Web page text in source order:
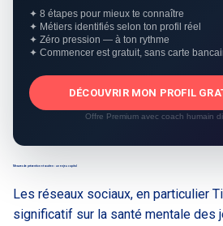
✦ 8 étapes pour mieux te connaître
✦ Métiers identifiés selon ton profil réel
✦ Zéro pression — à ton rythme
✦ Commencer est gratuit, sans carte
DÉCOUVRIR MON PROFIL
Offre Premium avec coach humain
Mesures de prévention et soutien : un enjeu capital
Les réseaux sociaux, en particulier
significatif sur la santé mentale des